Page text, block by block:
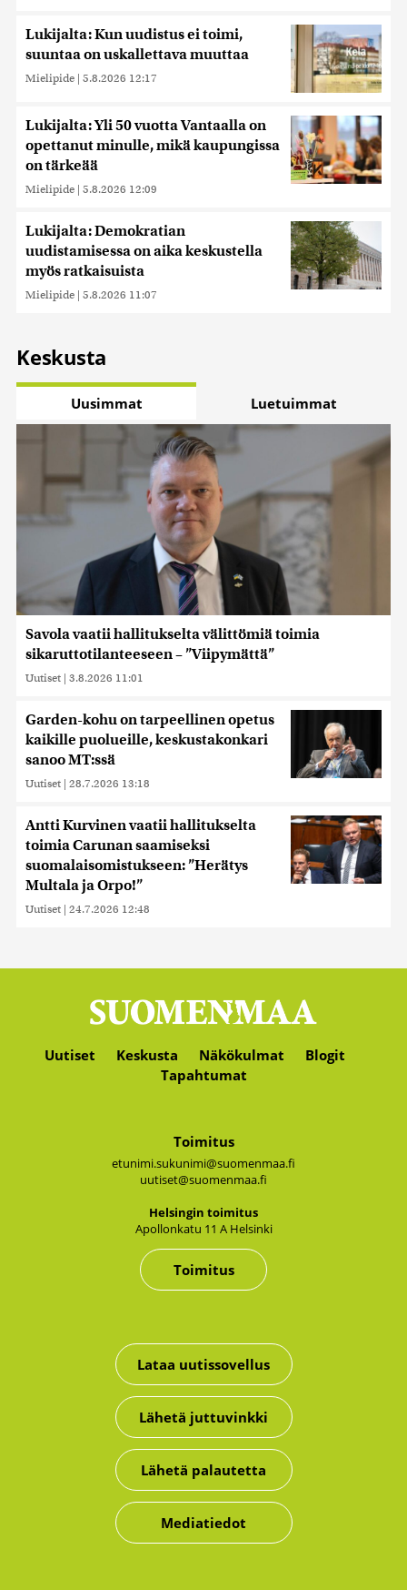
Lukijalta: Kun uudistus ei toimi,
suuntaa on uskallettava muuttaa
Mielipide | 5.8.2026 12:17
Lukijalta: Yli 50 vuotta Vantaalla on
opettanut minulle, mikä kaupungissa
on tärkeää
Mielipide | 5.8.2026 12:09
Lukijalta: Demokratian
uudistamisessa on aika keskustella
myös ratkaisuista
Mielipide | 5.8.2026 11:07
Keskusta
Uusimmat Luetuimmat
Savola vaatii hallitukselta välittömiä toimia
sikaruttotilanteeseen – ”Viipymättä”
Uutiset | 3.8.2026 11:01
Garden-kohu on tarpeellinen opetus
kaikille puolueille, keskustakonkari
sanoo MT:ssä
Uutiset | 28.7.2026 13:18
Antti Kurvinen vaatii hallitukselta
toimia Carunan saamiseksi
suomalaisomistukseen: ”Herätys
Multala ja Orpo!”
Uutiset | 24.7.2026 12:48
Uutiset Keskusta Näkökulmat
Blogit
Tapahtumat
Toimitus
etunimi.sukunimi@suomenmaa.fi
uutiset@suomenmaa.fi
Hel­sin­gin toi­mi­tus
Apol­lon­ka­tu 11 A Hel­sin­ki
Toimitus
Lataa uutissovellus
Lähetä juttuvinkki
Lähetä palautetta
Mediatiedot